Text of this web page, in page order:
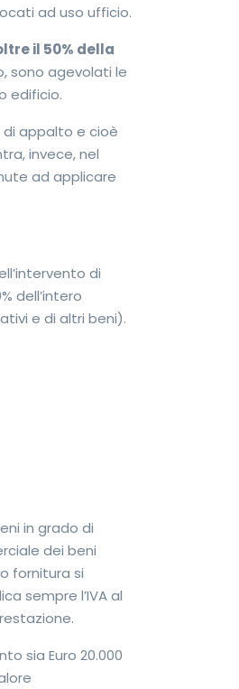
ad uso ufficio.
il 50% della
sono agevolati le
edificio.
appalto e cioè
invece, nel
ad applicare
di
dell’intero
e di altri beni).
in grado di
dei beni
fornitura si
sempre l’IVA al
sia Euro 20.000